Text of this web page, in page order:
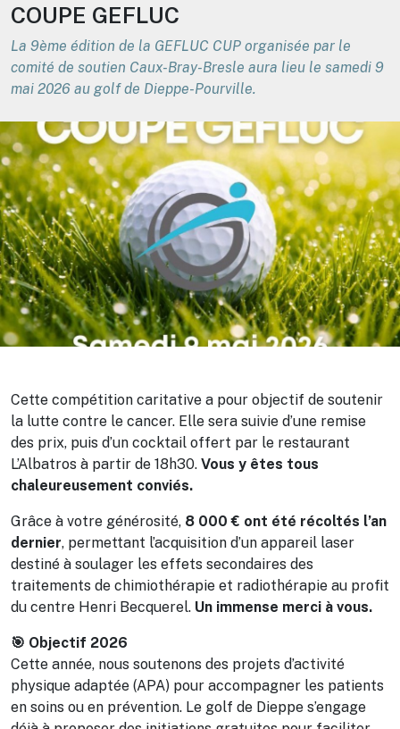
COUPE GEFLUC
La 9ème édition de la GEFLUC CUP organisée par le
comité de soutien Caux-Bray-Bresle aura lieu le samedi 9
mai 2026 au golf de Dieppe-Pourville.
Cette compétition caritative a pour objectif de soutenir
la lutte contre le cancer. Elle sera suivie d’une remise
des prix, puis d’un cocktail offert par le restaurant
L’Albatros à partir de 18h30. Vous y êtes tous
chaleureusement conviés.
Grâce à votre générosité, 8 000 € ont été récoltés l’an
dernier, permettant l’acquisition d’un appareil laser
destiné à soulager les effets secondaires des
traitements de chimiothérapie et radiothérapie au profit
du centre Henri Becquerel. Un immense merci à vous.
🎯 Objectif 2026
Cette année, nous soutenons des projets d’activité
physique adaptée (APA) pour accompagner les patients
en soins ou en prévention. Le golf de Dieppe s’engage